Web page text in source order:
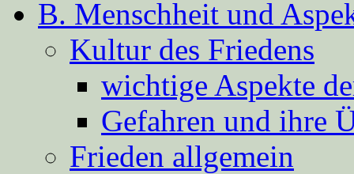
B. Menschheit und
Kultur des Friedens
wichtige Aspekte
Gefahren und ihre
Frieden allgemein